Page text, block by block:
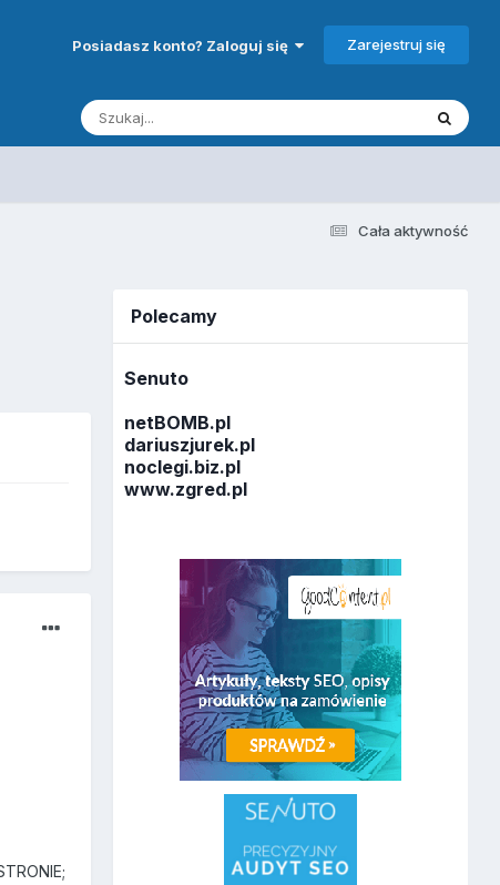
Posiadasz konto? Zaloguj się Zarejestruj się
Cała aktywność
Polecamy
Senuto
netBOMB.pl
dariuszjurek.pl
noclegi.biz.pl
www.zgred.pl